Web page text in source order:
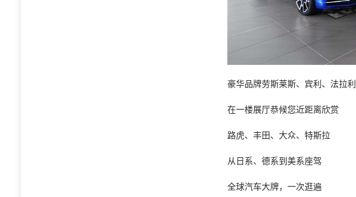
豪华品牌劳斯莱斯、宾利、法拉利
在一楼展厅恭候您近距离欣赏
路虎、丰田、大众、特斯拉
从日系、德系到美系座驾
全球汽车大牌，一次逛遍